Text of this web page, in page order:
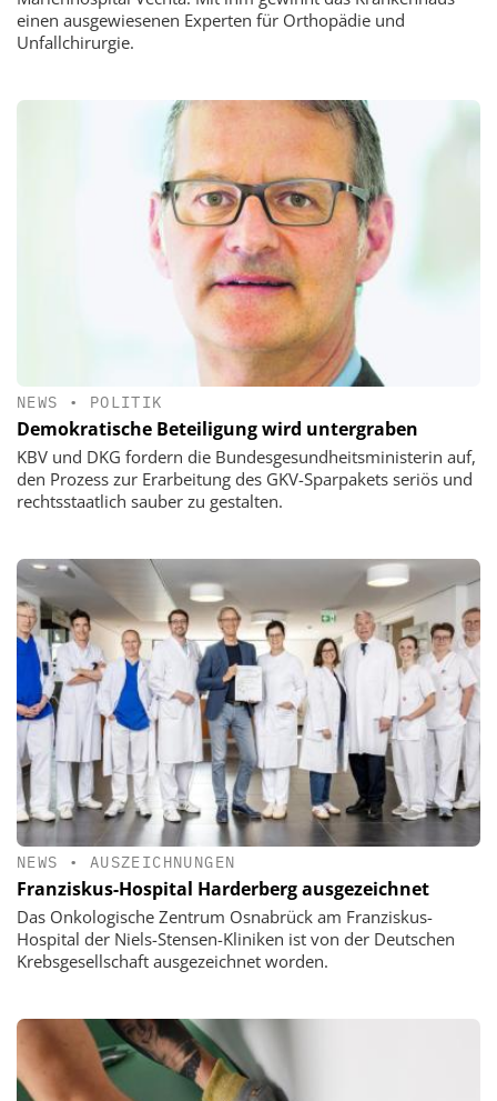
einen ausgewiesenen Experten für Orthopädie und
Unfallchirurgie.
NEWS • POLITIK
Demokratische Beteiligung wird untergraben
KBV und DKG fordern die Bundesgesundheitsministerin auf,
den Prozess zur Erarbeitung des GKV-Sparpakets seriös und
rechtsstaatlich sauber zu gestalten.
NEWS • AUSZEICHNUNGEN
Franziskus-Hospital Harderberg ausgezeichnet
Das Onkologische Zentrum Osnabrück am Franziskus-
Hospital der Niels-Stensen-Kliniken ist von der Deutschen
Krebsgesellschaft ausgezeichnet worden.